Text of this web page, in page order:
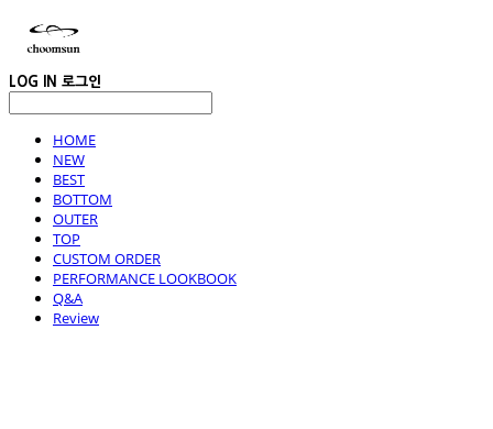
LOG IN 로그인
HOME
NEW
BEST
BOTTOM
OUTER
TOP
CUSTOM ORDER
PERFORMANCE LOOKBOOK
Q&A
Review